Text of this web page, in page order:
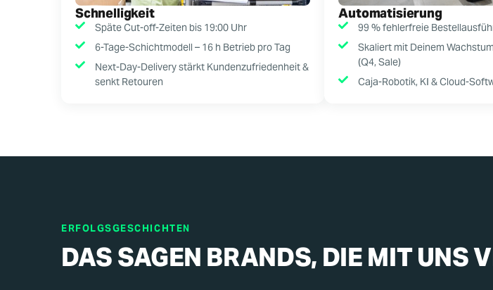
Schnelligkeit
Späte Cut-off-Zeiten bis 19:00 Uhr
6-Tage-Schichtmodell – 16 h Betrieb pro Tag
Next-Day-Delivery stärkt Kundenzufriedenheit &
senkt Retouren
Automatisierung
99 % fehlerfreie
Skaliert mit Deinem
(Q4, Sale)
Caja-Robotik, KI & Cloud-
ERFOLGSGESCHICHTEN
DAS SAGEN BRANDS, DIE MIT UNS